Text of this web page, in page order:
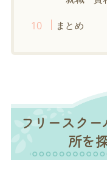
まとめ
フリースク
所を